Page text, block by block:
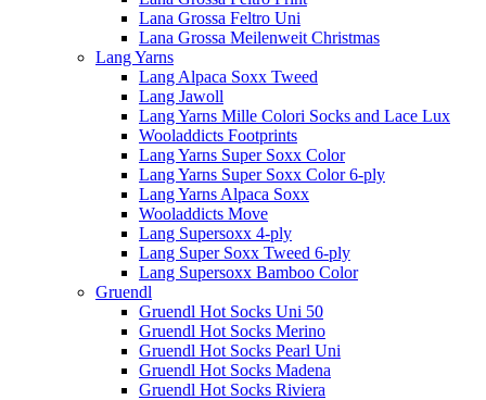
Lana Grossa Feltro Uni
Lana Grossa Meilenweit Christmas
Lang Yarns
Lang Alpaca Soxx Tweed
Lang Jawoll
Lang Yarns Mille Colori Socks and Lace Lux
Wooladdicts Footprints
Lang Yarns Super Soxx Color
Lang Yarns Super Soxx Color 6-ply
Lang Yarns Alpaca Soxx
Wooladdicts Move
Lang Supersoxx 4-ply
Lang Super Soxx Tweed 6-ply
Lang Supersoxx Bamboo Color
Gruendl
Gruendl Hot Socks Uni 50
Gruendl Hot Socks Merino
Gruendl Hot Socks Pearl Uni
Gruendl Hot Socks Madena
Gruendl Hot Socks Riviera